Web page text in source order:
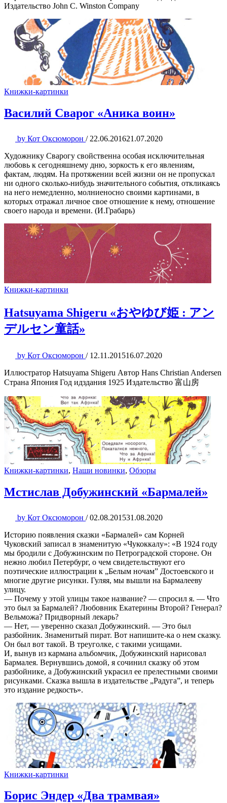
Издательство John C. Winston Company
Книжки-картинки
Василий Сварог «Аника воин»
by Кот Оксюморон / 22.06.201621.07.2020
Художнику Сварогу свойственна особая исключительная
любовь к сегодняшнему дню, зоркость к его явлениям,
фактам, людям. На протяжении всей жизни он не пропускал
ни одного сколько-нибудь значительного события, откликаясь
на него немедленно, молниеносно своими картинами, в
которых отражал личное свое отношение к нему, отношение
своего народа и времени. (И.Грабарь)
Книжки-картинки
Hatsuyama Shigeru «おやゆび姫 : アン
デルセン童話»
by Кот Оксюморон / 12.11.201516.07.2020
Иллюстратор Hatsuyama Shigeru Автор Hans Christian Andersen
Страна Япония Год идздания 1925 Издательство 富山房
Книжки-картинки, Наши новинки, Обзоры
Мстислав Добужинский «Бармалей»
by Кот Оксюморон / 02.08.201531.08.2020
Историю появления сказки «Бармалей» сам Корней
Чуковский записал в знаменитую «Чукоккалу»: «В 1924 году
мы бродили с Добужинским по Петроградской стороне. Он
нежно любил Петербург, о чем свидетельствуют его
поэтические иллюстрации к „Белым ночам” Достоевского и
многие другие рисунки. Гуляя, мы вышли на Бармалееву
улицу.
— Почему у этой улицы такое название? — спросил я. — Что
это был за Бармалей? Любовник Екатерины Второй? Генерал?
Вельможа? Придворный лекарь?
— Нет, — уверенно сказал Добужинский. — Это был
разбойник. Знаменитый пират. Вот напишите-ка о нем сказку.
Он был вот такой. В треуголке, с такими усищами.
И, вынув из кармана альбомчик, Добужинский нарисовал
Бармалея. Вернувшись домой, я сочинил сказку об этом
разбойнике, а Добужинский украсил ее прелестными своими
рисунками. Сказка вышла в издательстве „Радуга”, и теперь
это издание редкость».
Книжки-картинки
Борис Эндер «Два трамвая»